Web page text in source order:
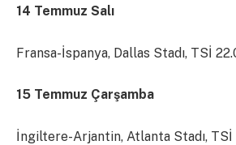
14 Temmuz Salı
Fransa-İspanya, Dallas Stadı, TSİ
15 Temmuz Çarşamba
İngiltere-Arjantin, Atlanta Stadı, TSİ